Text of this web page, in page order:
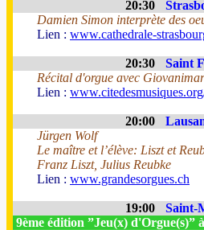
20:30
Damien Simon interprète des
Lien : www.cathedrale-
20:30
Saint
Récital d'orgue avec
Lien :
20:00
Jürgen Wolf
Le maître et l’élève: Liszt et
Franz Liszt, Julius Reubke
Lien : www.grandesorgues.ch
19:00 Saint-
9ème édition ”Jeu(x) d'Orgue(s)”